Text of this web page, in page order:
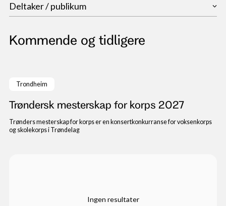
Kommende og tidligere
Trondheim
Trøndersk mesterskap for korps 2027
Trønders mesterskap for korps er en konsertkonkurranse for voksenkorps
og skolekorps i Trøndelag
Ingen resultater
2024
Deltaker / publikum
Publikum